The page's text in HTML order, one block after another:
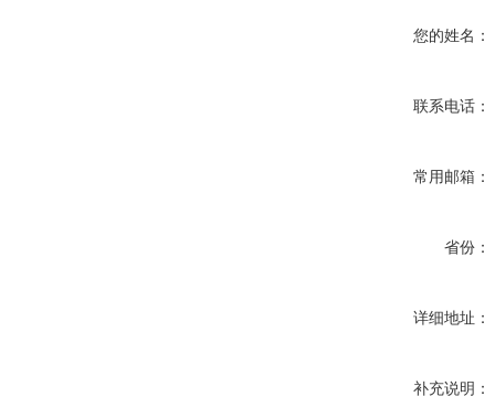
您的姓名：
联系电话：
常用邮箱：
省份：
详细地址：
补充说明：